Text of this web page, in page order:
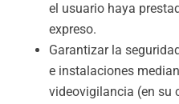
el usuario haya
expreso.
Garantizar la
e instalaciones
videovigilancia (en su